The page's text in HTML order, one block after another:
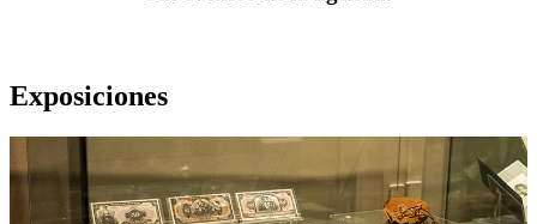
Exposiciones